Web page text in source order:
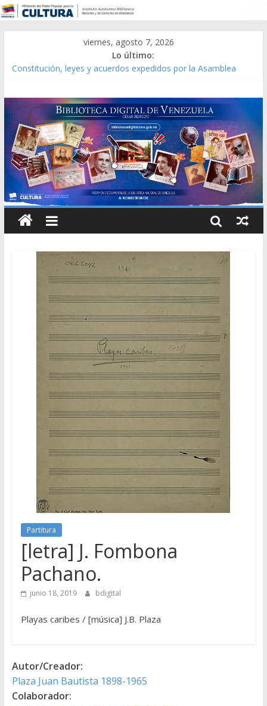
viernes, agosto 7, 2026
Lo último:
Constitución, leyes y acuerdos expedidos por la Asamblea
Modesta Bor Sánchez [material gráfico]
Gaceta Oficial de la República de Venezuela año CXXXIII Mes V,
Caracas 09 de marzo de 2006 N° 38.394
Catálogo temático de obras de Modesta Bor
Partitura
[letra] J. Fombona
Pachano.
junio 18, 2019 bdigital
Playas caribes / [música] J.B. Plaza
Autor/Creador:
Plaza Juan Bautista 1898-1965
Colaborador: